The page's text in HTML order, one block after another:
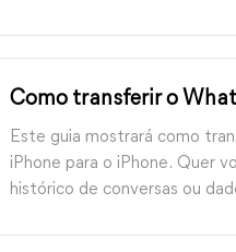
Como transferir o
para o iPhone
Este guia mostrará como
iPhone para o iPhone. Quer
histórico de conversas ou